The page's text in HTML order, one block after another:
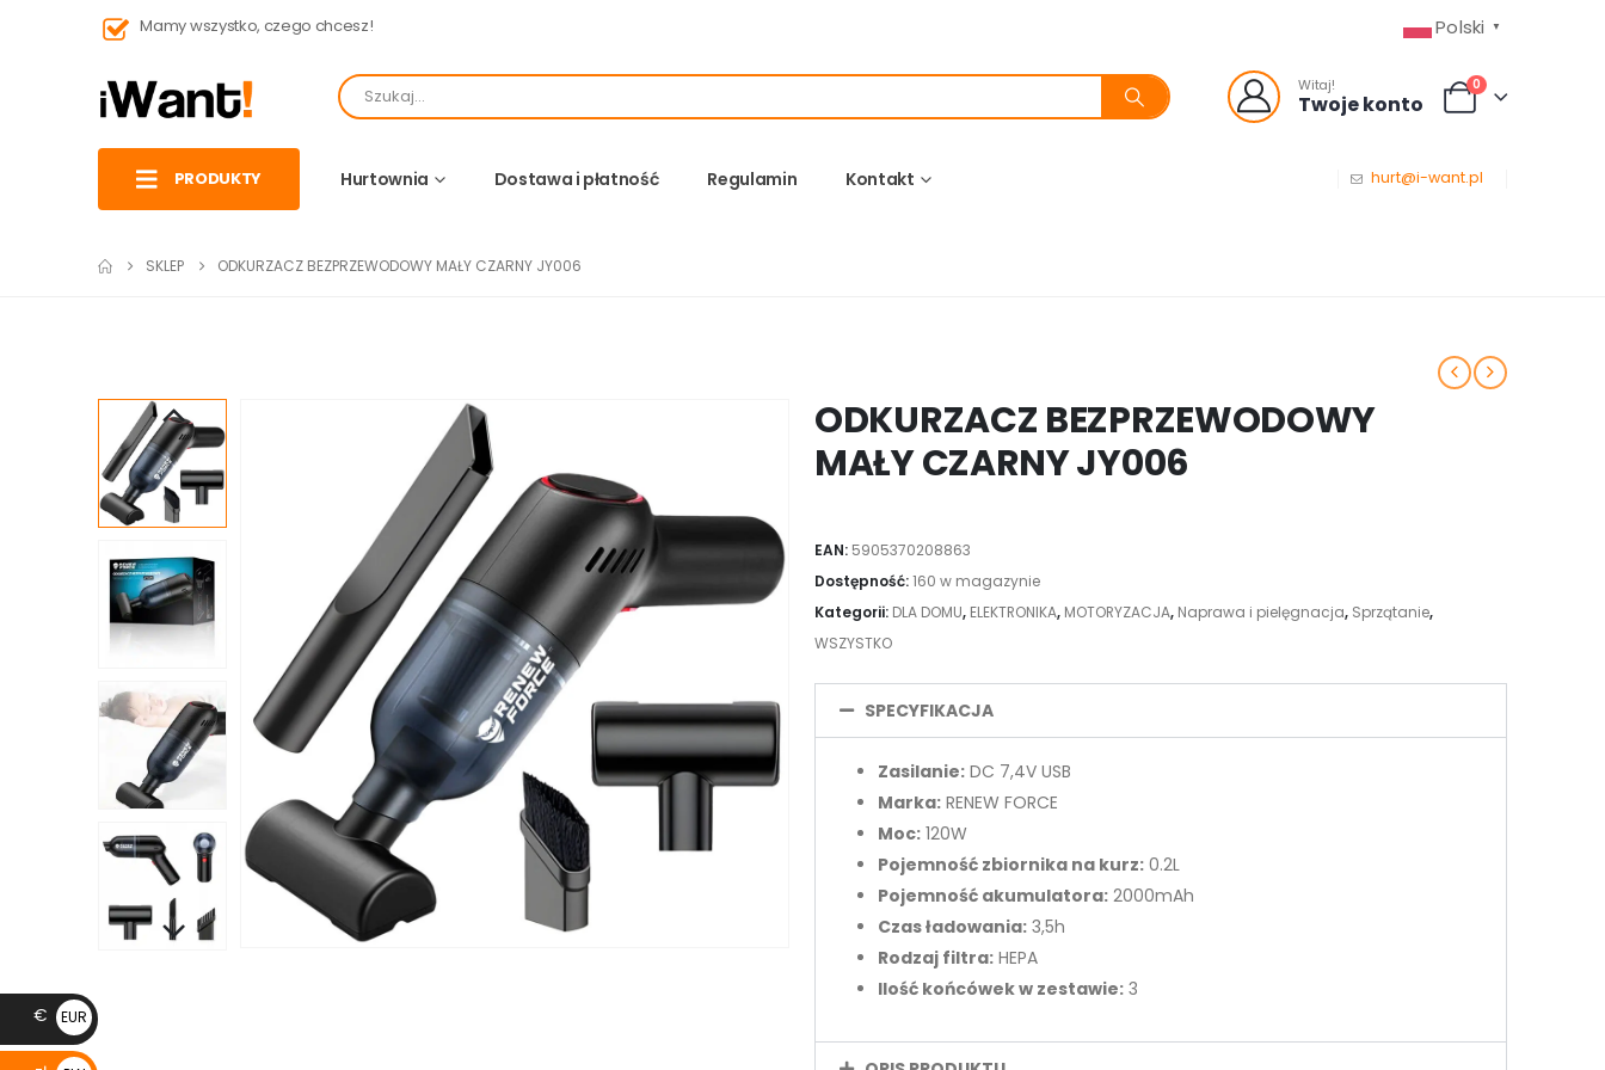
Mamy wszystko, czego chcesz! Polski ▼
Witaj!
Twoje konto
0
PRODUKTY Hurtownia Dostawa i płatność Regulamin Kontakt hurt@i-want.pl
SKLEP ODKURZACZ BEZPRZEWODOWY MAŁY CZARNY JY006
ODKURZACZ BEZPRZEWODOWY
MAŁY CZARNY JY006
EAN: 5905370208863
Dostępność:160 w magazynie
Kategorii: DLA DOMU, ELEKTRONIKA, MOTORYZACJA, Naprawa i pielęgnacja, Sprzątanie,
WSZYSTKO
SPECYFIKACJA
Zasilanie: DC 7,4V USB
Marka: RENEW FORCE
Moc: 120W
Pojemność zbiornika na kurz: 0.2L
Pojemność akumulatora: 2000mAh
Czas ładowania: 3,5h
Rodzaj filtra: HEPA
Ilość końcówek w zestawie: 3
€
EUR
€